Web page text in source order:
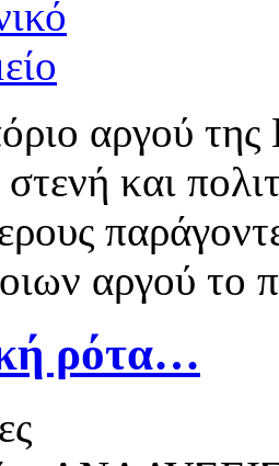
αργού της
στενή και
αργού το
ρότα…